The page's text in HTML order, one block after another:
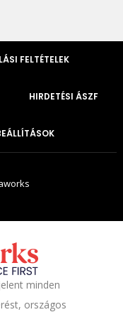
FELTÉTELEK
HIRDETÉSI ÁSZF
minden
országos